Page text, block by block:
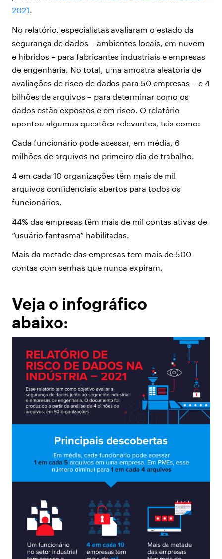
2021
No relatório, especialistas avaliaram o estado da
segurança de dados – ambientes locais, em nuvem
e híbridos – para fabricantes industriais e empresas
de engenharia. No total, uma amostra aleatória de
avaliações de risco de dados para 50 empresas – e 4
bilhões de arquivos – para determinar como os
dados estão expostos e em risco. O relatório
apontou algumas questões relevantes, tais como:
Cada funcionário pode acessar, em média, 6
milhões de arquivos no primeiro dia de trabalho.
4 em cada 10 organizações têm mais de mil
arquivos confidenciais abertos para todos os
funcionários.
44% das empresas têm mais de mil contas ativas de
“usuário fantasma” habilitadas.
Mais da metade das empresas tem mais de 500
contas com senhas que nunca expiram.
Veja o infográfico
abaixo: